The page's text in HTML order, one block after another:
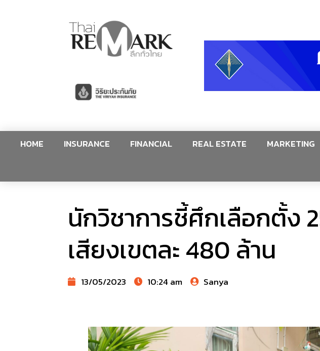
HOME INSURANCE FINANCIAL REAL ESTATE MARKETING
นักวิชาการชี้ศึกเลือกตั้ง
เสียงเขตละ 480 ล้าน
13/05/2023 10:24 am Sanya